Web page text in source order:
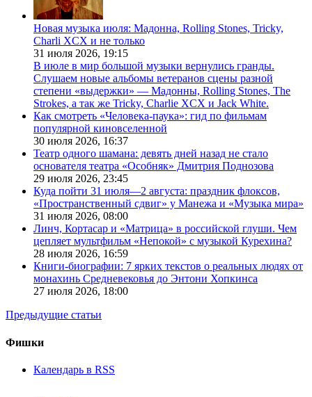
Новая музыка июля: Мадонна, Rolling Stones, Tricky,
Charli XCX и не только
31 июля 2026, 19:15
В июле в мир большой музыки вернулись гранды.
Слушаем новые альбомы ветеранов сцены разной
степени «выдержки» — Мадонны, Rolling Stones, The
Strokes, а так же Tricky, Charlie XCX и Jack White.
Как смотреть «Человека-паука»: гид по фильмам
популярной киновселенной
30 июля 2026, 16:37
Театр одного шамана: девять дней назад не стало
основателя театра «Особняк» Дмитрия Поднозова
29 июля 2026, 23:45
Куда пойти 31 июля—2 августа: праздник флоксов,
«Пространственный сдвиг» у Манежа и «Музыка мира»
31 июля 2026, 08:00
Линч, Кортасар и «Матрица» в российской глуши. Чем
цепляет мультфильм «Непокой» с музыкой Курехина?
28 июля 2026, 16:59
Книги-биографии: 7 ярких текстов о реальных людях от
монахинь Средневековья до Энтони Хопкинса
27 июля 2026, 18:00
Предыдущие статьи
Фишки
Календарь в RSS